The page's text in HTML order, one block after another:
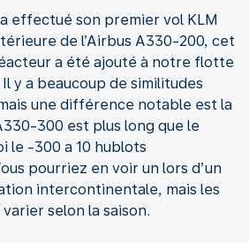
effectué son premier vol KLM
de l’Airbus A330-200, cet
a été ajouté à notre flotte
y a beaucoup de similitudes
une différence notable est la
300 est plus long que le
le -300 a 10 hublots
pourriez en voir un lors d’un
intercontinentale, mais les
selon la saison.